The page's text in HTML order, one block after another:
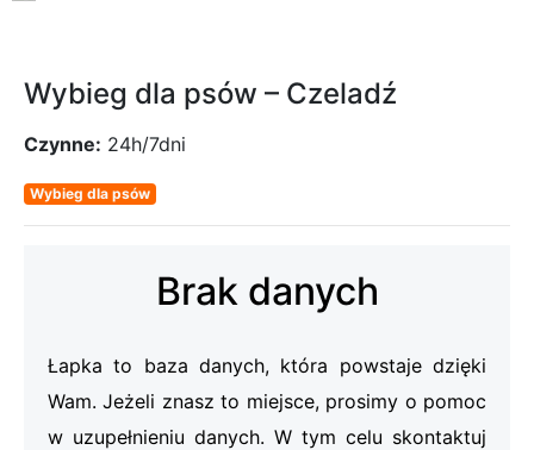
Wybieg dla psów – Czeladź
Czynne: 24h/7dni
Wybieg dla psów
Brak danych
Łapka to baza danych, która powstaje dzięki
Wam. Jeżeli znasz to miejsce, prosimy o pomoc
w uzupełnieniu danych. W tym celu skontaktuj